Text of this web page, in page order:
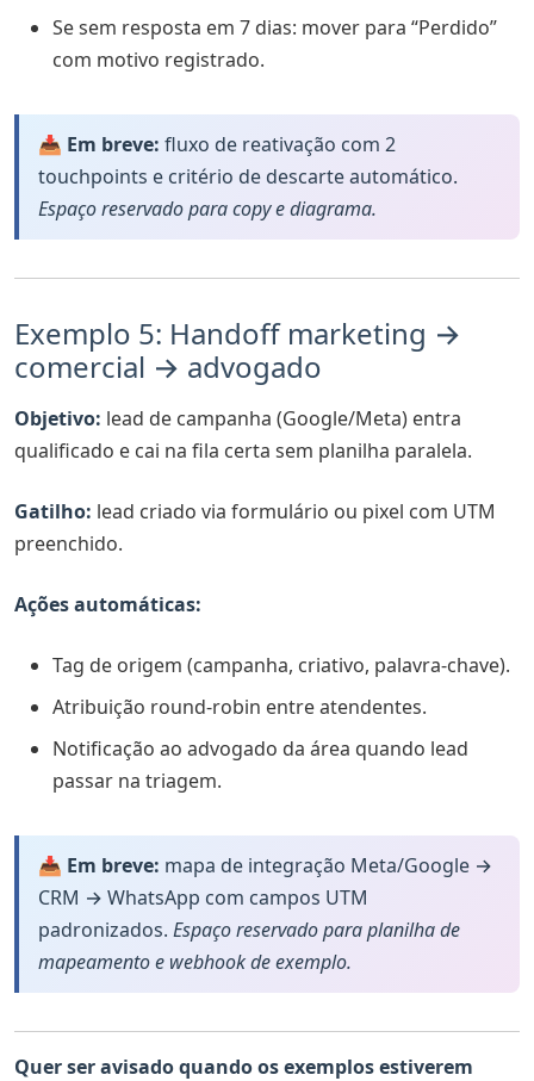
Se sem resposta em 7 dias: mover para “Perdido”
com motivo registrado.
📥 Em breve: fluxo de reativação com 2
touchpoints e critério de descarte automático.
Espaço reservado para copy e diagrama.
Exemplo 5: Handoff marketing →
comercial → advogado
Objetivo: lead de campanha (Google/Meta) entra
qualificado e cai na fila certa sem planilha paralela.
Gatilho: lead criado via formulário ou pixel com UTM
preenchido.
Ações automáticas:
Tag de origem (campanha, criativo, palavra-chave).
Atribuição round-robin entre atendentes.
Notificação ao advogado da área quando lead
passar na triagem.
📥 Em breve: mapa de integração Meta/Google →
CRM → WhatsApp com campos UTM
padronizados. Espaço reservado para planilha de
mapeamento e webhook de exemplo.
Quer ser avisado quando os exemplos estiverem